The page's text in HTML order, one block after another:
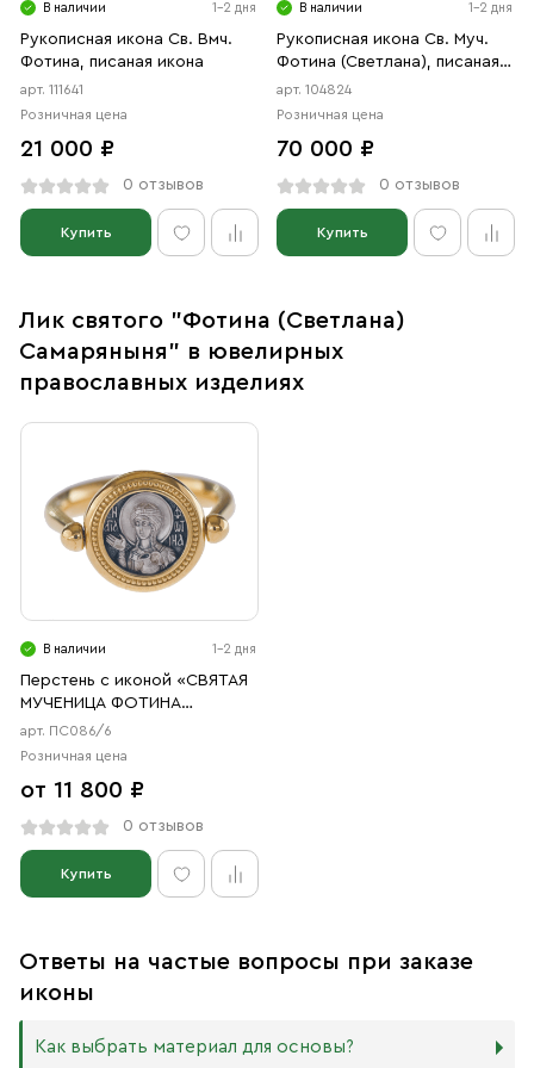
В наличии 1-2 дня
Рукописная икона Св. Вмч.
Фотина, писаная икона
арт. 111641
Розничная цена
21 000 ₽
0 отзывов
Купить
В наличии 1-2 дня
Рукописная икона Св. Муч.
Фотина (Светлана), писаная
икона
арт. 104824
Розничная цена
70 000 ₽
0 отзывов
Купить
Лик святого "Фотина (Светлана)
Самаряныня" в ювелирных
православных изделиях
В наличии 1-2 дня
Перстень с иконой «СВЯТАЯ
МУЧЕНИЦА ФОТИНА
(СВЕТЛАНА)»
арт. ПС086/6
Розничная цена
от 11 800 ₽
0 отзывов
Купить
Ответы на частые вопросы при заказе
иконы
Как выбрать материал для основы?